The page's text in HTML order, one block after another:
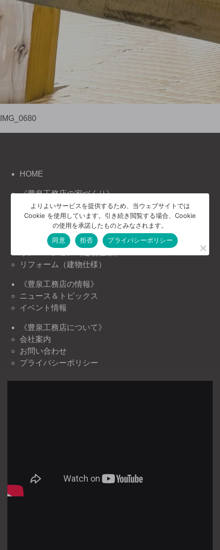
IMG_0680
HOME
《豊泉工務店の家づくり》
コンセプト
施工事例
お客様の声
注文住宅（建物仕様）
リフォーム（建物仕様）
《豊泉工務店の情報》
ニュース＆トピックス
イベント情報
《豊泉工務店について》
会社案内
お問い合わせ
プライバシーポリシー
よりよいサービスを提供するため、当ウェブサイトでは
Cookie を使用しています。引き続き閲覧する場合、Cookie
の使用を承諾したものとみなされます。
同意
拒否 プライバシーポリシー